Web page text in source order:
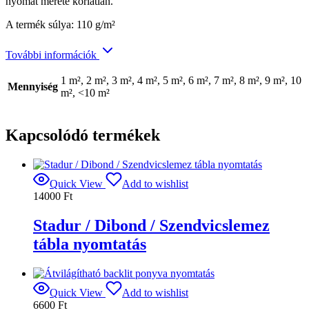
A termék súlya: 110 g/m²
További információk
Mennyiség
1 m², 2 m², 3 m², 4 m², 5 m², 6 m², 7 m², 8 m², 9 m², 10
m², <10 m²
Kapcsolódó termékek
Quick View
Add to wishlist
14000 Ft
Stadur / Dibond / Szendvicslemez
tábla nyomtatás
Quick View
Add to wishlist
6600 Ft